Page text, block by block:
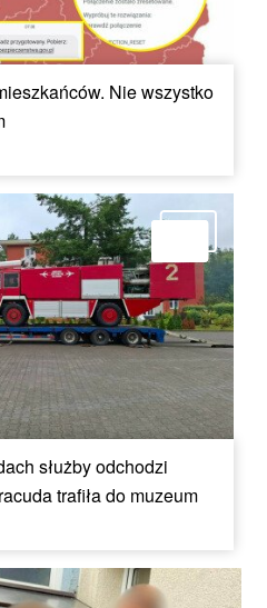
Nie wszystko
służby odchodzi
trafiła do muzeum